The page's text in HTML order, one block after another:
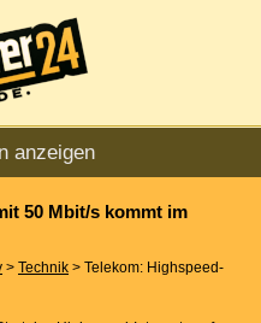
anzeigen
50 Mbit/s kommt im
> Technik > Telekom: Highspeed-